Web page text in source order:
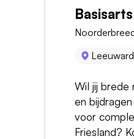
Wil jij brede
en
voor
Friesland?